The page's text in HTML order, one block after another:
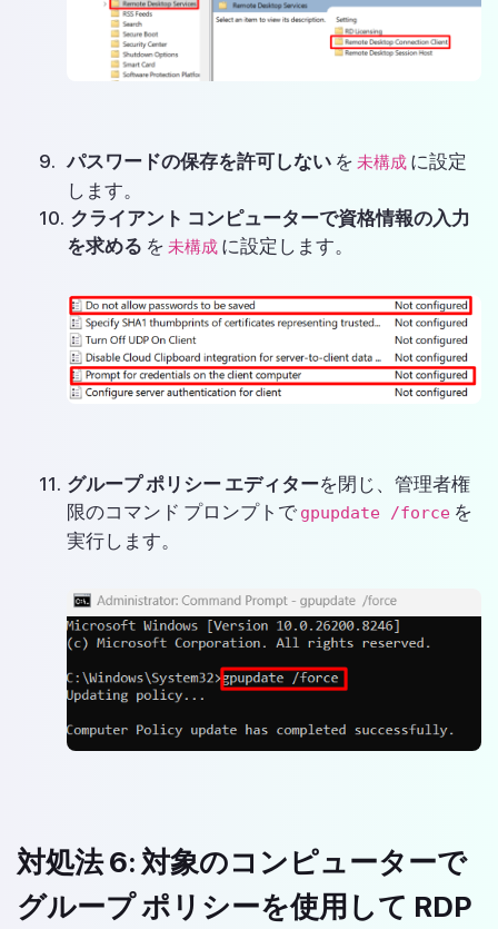
パスワードの保存を許可しない を 未構成 に設定
します。
クライアント コンピューターで資格情報の入力
を求める を 未構成 に設定します。
グループ ポリシー エディターを閉じ、管理者権
限のコマンド プロンプトで gpupdate /force を
実行します。
対処法 6: 対象のコンピューターで
グループ ポリシーを使用して RDP